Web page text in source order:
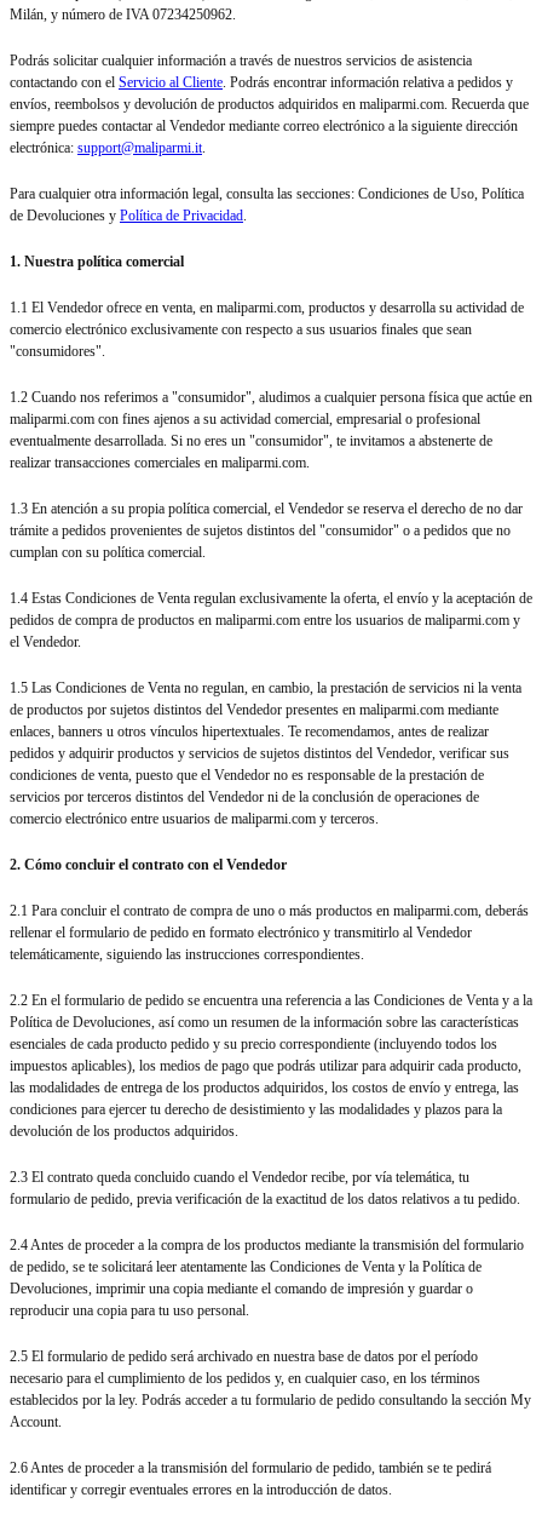
Milán, y número de IVA 07234250962.
Podrás solicitar cualquier información a través de nuestros servicios de asistencia
contactando con el Servicio al Cliente. Podrás encontrar información relativa a pedidos y
envíos, reembolsos y devolución de productos adquiridos en maliparmi.com. Recuerda que
siempre puedes contactar al Vendedor mediante correo electrónico a la siguiente dirección
electrónica: support@maliparmi.it.
Para cualquier otra información legal, consulta las secciones: Condiciones de Uso, Política
de Devoluciones y Política de Privacidad.
1. Nuestra política comercial
1.1 El Vendedor ofrece en venta, en maliparmi.com, productos y desarrolla su actividad de
comercio electrónico exclusivamente con respecto a sus usuarios finales que sean
"consumidores".
1.2 Cuando nos referimos a "consumidor", aludimos a cualquier persona física que actúe en
maliparmi.com con fines ajenos a su actividad comercial, empresarial o profesional
eventualmente desarrollada. Si no eres un "consumidor", te invitamos a abstenerte de
realizar transacciones comerciales en maliparmi.com.
1.3 En atención a su propia política comercial, el Vendedor se reserva el derecho de no dar
trámite a pedidos provenientes de sujetos distintos del "consumidor" o a pedidos que no
cumplan con su política comercial.
1.4 Estas Condiciones de Venta regulan exclusivamente la oferta, el envío y la aceptación de
pedidos de compra de productos en maliparmi.com entre los usuarios de maliparmi.com y
el Vendedor.
1.5 Las Condiciones de Venta no regulan, en cambio, la prestación de servicios ni la venta
de productos por sujetos distintos del Vendedor presentes en maliparmi.com mediante
enlaces, banners u otros vínculos hipertextuales. Te recomendamos, antes de realizar
pedidos y adquirir productos y servicios de sujetos distintos del Vendedor, verificar sus
condiciones de venta, puesto que el Vendedor no es responsable de la prestación de
servicios por terceros distintos del Vendedor ni de la conclusión de operaciones de
comercio electrónico entre usuarios de maliparmi.com y terceros.
2. Cómo concluir el contrato con el Vendedor
2.1 Para concluir el contrato de compra de uno o más productos en maliparmi.com, deberás
rellenar el formulario de pedido en formato electrónico y transmitirlo al Vendedor
telemáticamente, siguiendo las instrucciones correspondientes.
2.2 En el formulario de pedido se encuentra una referencia a las Condiciones de Venta y a la
Política de Devoluciones, así como un resumen de la información sobre las características
esenciales de cada producto pedido y su precio correspondiente (incluyendo todos los
impuestos aplicables), los medios de pago que podrás utilizar para adquirir cada producto,
las modalidades de entrega de los productos adquiridos, los costos de envío y entrega, las
condiciones para ejercer tu derecho de desistimiento y las modalidades y plazos para la
devolución de los productos adquiridos.
2.3 El contrato queda concluido cuando el Vendedor recibe, por vía telemática, tu
formulario de pedido, previa verificación de la exactitud de los datos relativos a tu pedido.
2.4 Antes de proceder a la compra de los productos mediante la transmisión del formulario
de pedido, se te solicitará leer atentamente las Condiciones de Venta y la Política de
Devoluciones, imprimir una copia mediante el comando de impresión y guardar o
reproducir una copia para tu uso personal.
2.5 El formulario de pedido será archivado en nuestra base de datos por el período
necesario para el cumplimiento de los pedidos y, en cualquier caso, en los términos
establecidos por la ley. Podrás acceder a tu formulario de pedido consultando la sección My
Account.
2.6 Antes de proceder a la transmisión del formulario de pedido, también se te pedirá
identificar y corregir eventuales errores en la introducción de datos.